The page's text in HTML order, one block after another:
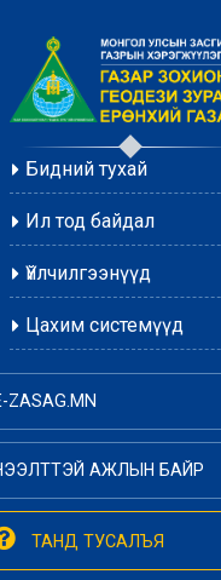
Бидний тухай
Ил тод байдал
Үйлчилгээнүүд
Цахим системүүд
ZASAG.MN
АЖЛЫН БАЙР
ТАНД ТУСАЛЪЯ